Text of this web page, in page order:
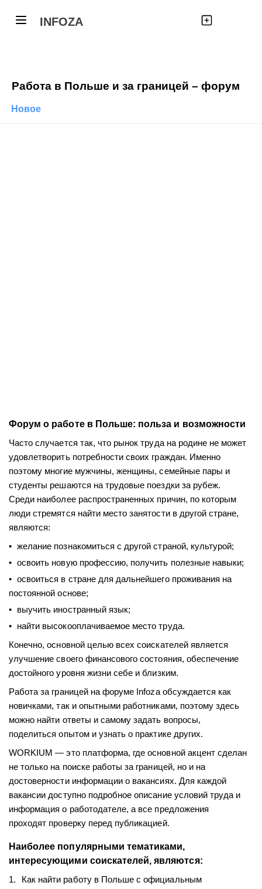
INFOZA
Работа в Польше и за границей – форум
Новое
Форум о работе в Польше: польза и возможности
Часто случается так, что рынок труда на родине не может
удовлетворить потребности своих граждан. Именно
поэтому многие мужчины, женщины, семейные пары и
студенты решаются на трудовые поездки за рубеж.
Среди наиболее распространенных причин, по которым
люди стремятся найти место занятости в другой стране,
являются:
желание познакомиться с другой страной, культурой;
освоить новую профессию, получить полезные навыки;
освоиться в стране для дальнейшего проживания на
постоянной основе;
выучить иностранный язык;
найти высокооплачиваемое место труда.
Конечно, основной целью всех соискателей является
улучшение своего финансового состояния, обеспечение
достойного уровня жизни себе и близким.
Работа за границей на форуме Infoza обсуждается как
новичками, так и опытными работниками, поэтому здесь
можно найти ответы и самому задать вопросы,
поделиться опытом и узнать о практике других.
WORKIUM — это платформа, где основной акцент сделан
не только на поиске работы за границей, но и на
достоверности информации о вакансиях. Для каждой
вакансии доступно подробное описание условий труда и
информация о работодателе, а все предложения
проходят проверку перед публикацией.
Наиболее популярными тематиками,
интересующими соискателей, являются:
Как найти работу в Польше с официальным